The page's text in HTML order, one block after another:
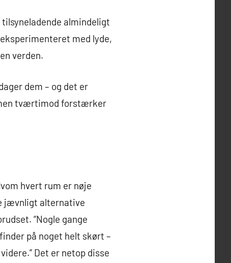
almindeligt
med lyde,
verden.
dem – og det er
tværtimod forstærker
hvert rum er nøje
jævnligt alternative
“Nogle gange
på noget helt skørt –
Det er netop disse